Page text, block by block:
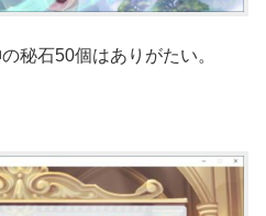
秘石50個はありがたい。